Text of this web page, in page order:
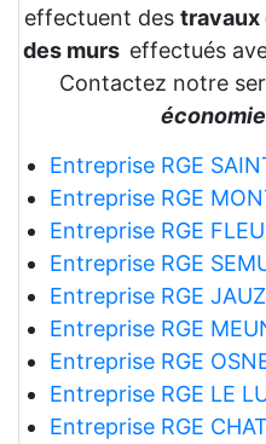
effectuent des travaux
des murs effectués
Contactez notre
Entreprise RGE
Entreprise RGE
Entreprise RGE
Entreprise RGE
Entreprise RGE
Entreprise RGE
Entreprise RGE
Entreprise RGE LE
Entreprise RGE